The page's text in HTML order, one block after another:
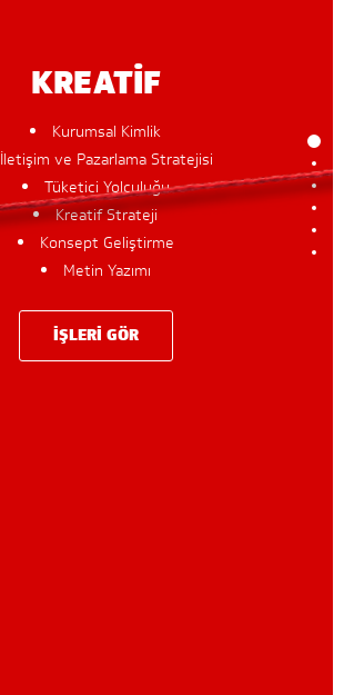
KREATİF
Kurumsal Kimlik
İletişim ve Pazarlama Stratejisi
Tüketici Yolculuğu
Kreatif Strateji
Konsept Geliştirme
Metin Yazımı
İŞLERİ GÖR